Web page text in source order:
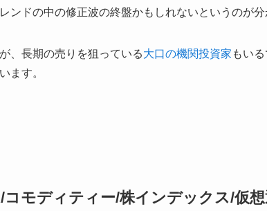
ンドの中の修正波の終盤かもしれないというのが分
、長期の売りを狙っている大口の機関投資家 もい
ます。
モディティー/株インデックス/仮